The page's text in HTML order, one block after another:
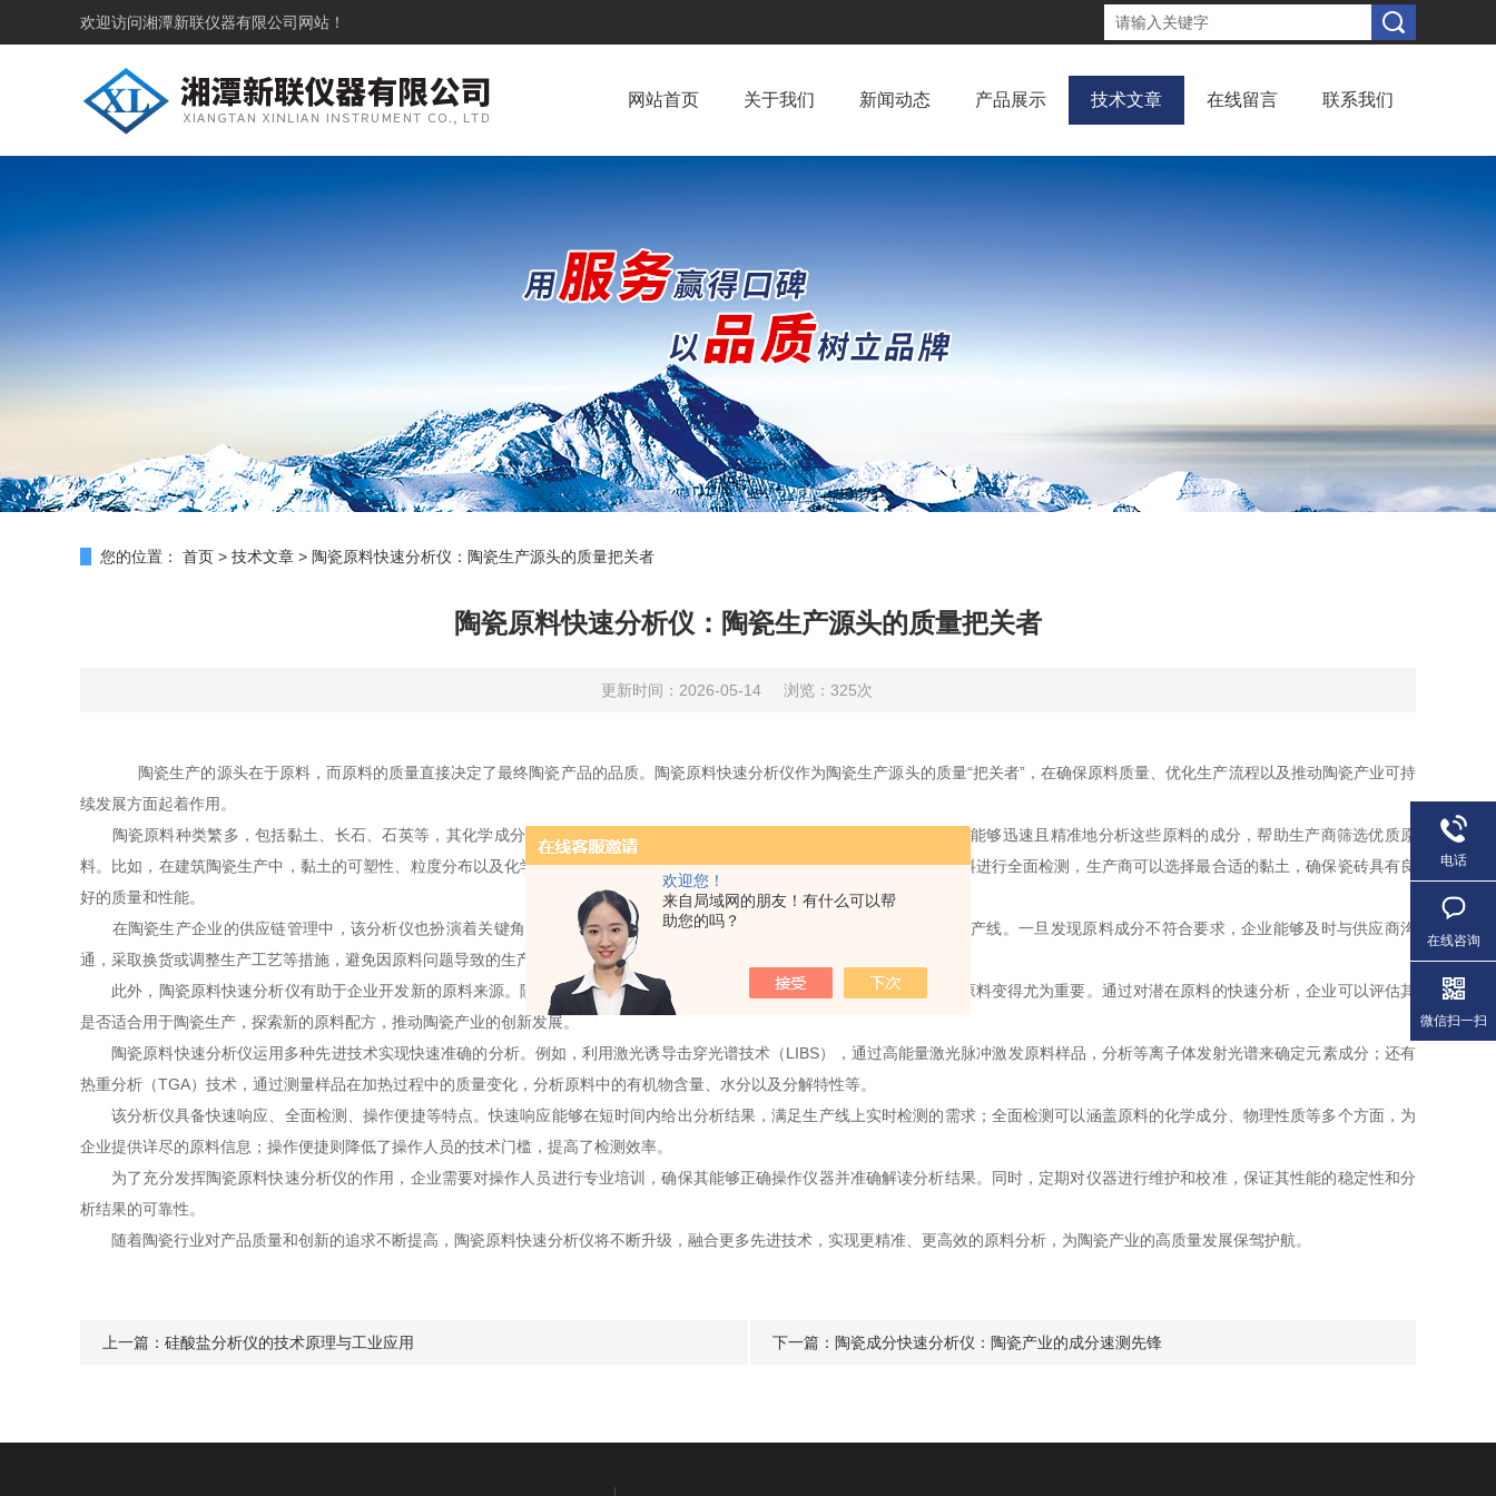
欢迎您！
来自局域网的朋友！有什么可以帮
助您的吗？
欢迎访问湘潭新联仪器有限公司网站！
网站首页 关于我们 新闻动态 产品展示 技术文章 在线留言 联系我们
您的位置： 首页 > 技术文章 > 陶瓷原料快速分析仪：陶瓷生产源头的质量把关者
陶瓷原料快速分析仪：陶瓷生产源头的质量把关者
更新时间：2026-05-14 浏览：325次
陶瓷生产的源头在于原料，而原料的质量直接决定了最终陶瓷产品的品质。陶瓷原料快速分析仪作为陶瓷生产源头的质量“把关者”，在确保原料质量、优化生产流程以及推动陶瓷产业可持
续发展方面起着作用。
陶瓷原料种类繁多，包括黏土、长石、石英等，其化学成分和物理性质的差异对陶瓷的性能影响巨大。陶瓷原料快速分析仪能够迅速且精准地分析这些原料的成分，帮助生产商筛选优质原
料。比如，在建筑陶瓷生产中，黏土的可塑性、粒度分布以及化学成分对瓷砖的成型和强度至关重要。通过快速分析仪对黏土原料进行全面检测，生产商可以选择最合适的黏土，确保瓷砖具有良
好的质量和性能。
在陶瓷生产企业的供应链管理中，该分析仪也扮演着关键角色。它可以对采购的原料进行快速抽检，防止不合格原料进入生产线。一旦发现原料成分不符合要求，企业能够及时与供应商沟
通，采取换货或调整生产工艺等措施，避免因原料问题导致的生产延误和产品质量缺陷，有效降低生产成本。
此外，陶瓷原料快速分析仪有助于企业开发新的原料来源。随着陶瓷产业的发展，对原料的需求不断增加，寻找和利用新的原料变得尤为重要。通过对潜在原料的快速分析，企业可以评估其
是否适合用于陶瓷生产，探索新的原料配方，推动陶瓷产业的创新发展。
陶瓷原料快速分析仪运用多种先进技术实现快速准确的分析。例如，利用激光诱导击穿光谱技术（LIBS），通过高能量激光脉冲激发原料样品，分析等离子体发射光谱来确定元素成分；还有
热重分析（TGA）技术，通过测量样品在加热过程中的质量变化，分析原料中的有机物含量、水分以及分解特性等。
该分析仪具备快速响应、全面检测、操作便捷等特点。快速响应能够在短时间内给出分析结果，满足生产线上实时检测的需求；全面检测可以涵盖原料的化学成分、物理性质等多个方面，为
企业提供详尽的原料信息；操作便捷则降低了操作人员的技术门槛，提高了检测效率。
为了充分发挥陶瓷原料快速分析仪的作用，企业需要对操作人员进行专业培训，确保其能够正确操作仪器并准确解读分析结果。同时，定期对仪器进行维护和校准，保证其性能的稳定性和分
析结果的可靠性。
随着陶瓷行业对产品质量和创新的追求不断提高，陶瓷原料快速分析仪将不断升级，融合更多先进技术，实现更精准、更高效的原料分析，为陶瓷产业的高质量发展保驾护航。
上一篇： 硅酸盐分析仪的技术原理与工业应用 下一篇： 陶瓷成分快速分析仪：陶瓷产业的成分速测先锋
电话
在线咨询
微信扫一扫